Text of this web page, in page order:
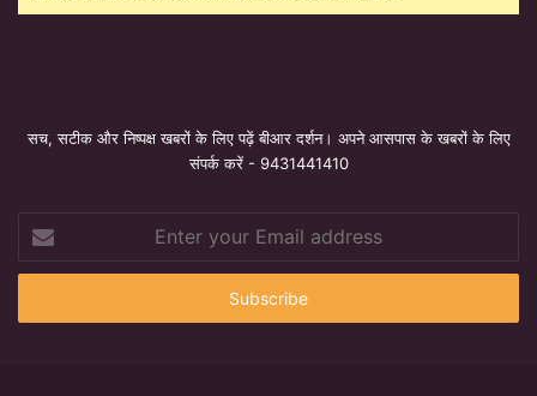
सच, सटीक और निष्पक्ष खबरों के लिए पढ़ें बीआर दर्शन। अपने आसपास के खबरों के लिए
संपर्क करें - 9431441410
your
Email